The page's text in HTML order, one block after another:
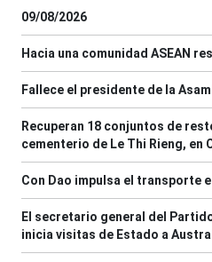
09/08/2026
Hacia una comunidad ASEAN
Fallece el presidente de la
Recuperan 18 conjuntos de
cementerio de Le Thi Rieng, en
Con Dao impulsa el transporte
El secretario general del
inicia visitas de Estado a